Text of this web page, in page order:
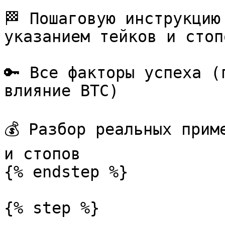
🏁 Пошаговую
указанием тейков и
🔑 Все факторы успеха
влияние BTC)
💰 Разбор реальных
и стопов
{% endstep %}
{% step %}